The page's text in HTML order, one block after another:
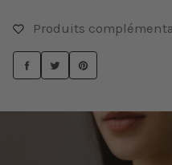
Produits
PARTAGER
SUR
TWEETER
SUR
ÉPINGLER
SUR